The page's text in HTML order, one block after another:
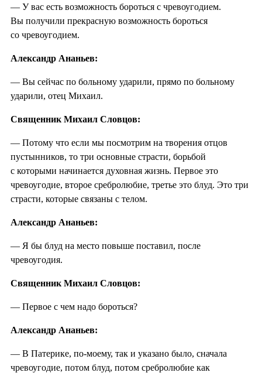
— У вас есть возможность бороться с чревоугодием.
Вы получили прекрасную возможность бороться
со чревоугодием.
Александр Ананьев:
— Вы сейчас по больному ударили, прямо по больному
ударили, отец Михаил.
Священник Михаил Словцов:
— Потому что если мы посмотрим на творения отцов
пустынников, то три основные страсти, борьбой
с которыми начинается духовная жизнь. Первое это
чревоугодие, второе сребролюбие, третье это блуд. Это три
страсти, которые связаны с телом.
Александр Ананьев:
— Я бы блуд на место повыше поставил, после
чревоугодия.
Священник Михаил Словцов:
— Первое с чем надо бороться?
Александр Ананьев:
— В Патерике, по-моему, так и указано было, сначала
чревоугодие, потом блуд, потом сребролюбие как